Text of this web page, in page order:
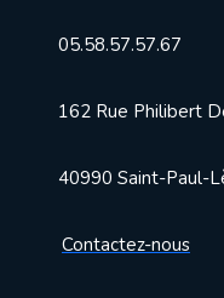
05.58.57.57.67
162 Rue Philibert
40990 Saint-Paul-
Contactez-nous